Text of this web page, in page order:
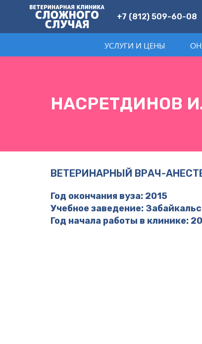
+7 (812) 509-60-08
УСЛУГИ И ЦЕНЫ
НАСРЕТДИНОВ
ВЕТЕРИНАРНЫЙ ВРАЧ-
Год окончания вуза: 2015
Учебное заведение:
Год начала работы в клинике: